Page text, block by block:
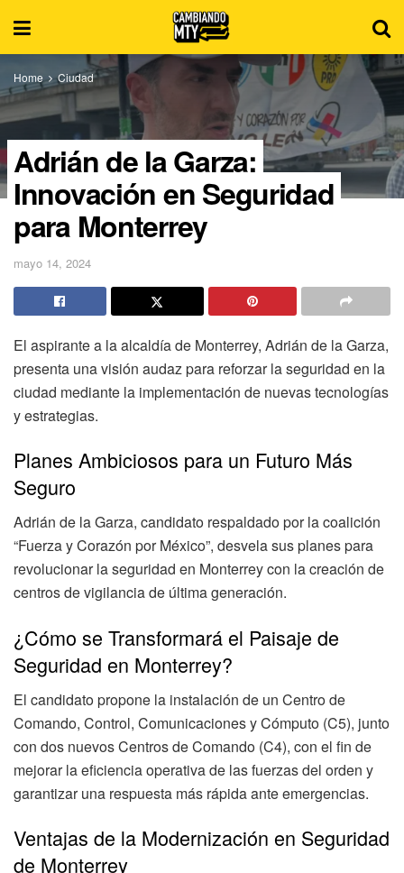
Home Ciudad
Adrián de la Garza:
Innovación en Seguridad
para Monterrey
mayo 14, 2024
El aspirante a la alcaldía de Monterrey, Adrián de la Garza,
presenta una visión audaz para reforzar la seguridad en la
ciudad mediante la implementación de nuevas tecnologías
y estrategias.
Planes Ambiciosos para un Futuro Más
Seguro
Adrián de la Garza, candidato respaldado por la coalición
“Fuerza y Corazón por México”, desvela sus planes para
revolucionar la seguridad en Monterrey con la creación de
centros de vigilancia de última generación.
¿Cómo se Transformará el Paisaje de
Seguridad en Monterrey?
El candidato propone la instalación de un Centro de
Comando, Control, Comunicaciones y Cómputo (C5), junto
con dos nuevos Centros de Comando (C4), con el fin de
mejorar la eficiencia operativa de las fuerzas del orden y
garantizar una respuesta más rápida ante emergencias.
Ventajas de la Modernización en Seguridad
de Monterrey